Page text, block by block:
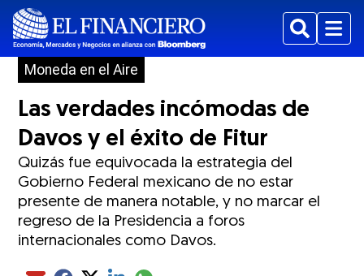
BuscarMenu
Moneda en el Aire
Las verdades incómodas de
Davos y el éxito de Fitur
Quizás fue equivocada la estrategia del
Gobierno Federal mexicano de no estar
presente de manera notable, y no marcar el
regreso de la Presidencia a foros
internacionales como Davos.